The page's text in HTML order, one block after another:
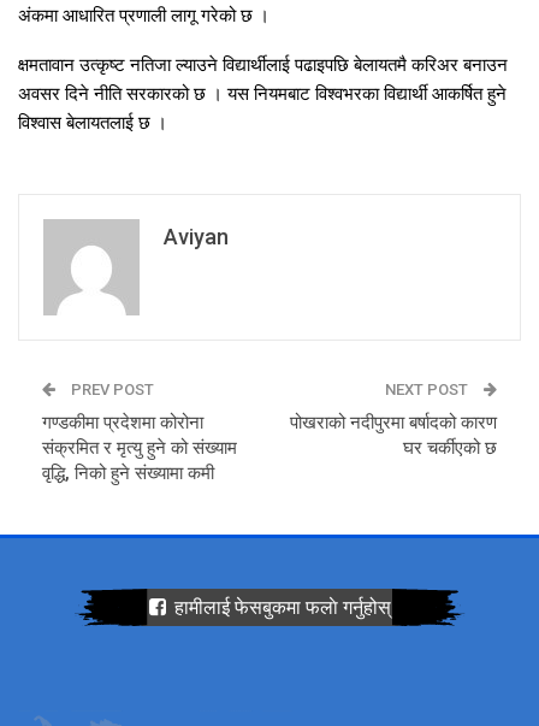
अंकमा आधारित प्रणाली लागू गरेको छ ।
क्षमतावान उत्कृष्ट नतिजा ल्याउने विद्यार्थीलाई पढाइपछि बेलायतमै करिअर बनाउन
अवसर दिने नीति सरकारको छ । यस नियमबाट विश्वभरका विद्यार्थी आकर्षित हुने
विश्वास बेलायतलाई छ ।
Aviyan
PREV POST
गण्डकीमा प्रदेशमा कोरोना
संक्रमित र मृत्यु हुने को संख्याम
वृद्धि, निको हुने संख्यामा कमी
NEXT POST
पोखराको नदीपुरमा बर्षादको कारण
घर चर्कीएको छ
हामीलाई फेसबुकमा फलाे गर्नुहोस्